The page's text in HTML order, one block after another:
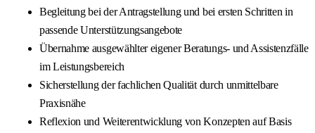
Begleitung bei der Antragstellung und bei ersten Schritten in
passende Unterstützungsangebote
Übernahme ausgewählter eigener Beratungs- und Assistenzfälle
im Leistungsbereich
Sicherstellung der fachlichen Qualität durch unmittelbare
Praxisnähe
Reflexion und Weiterentwicklung von Konzepten auf Basis